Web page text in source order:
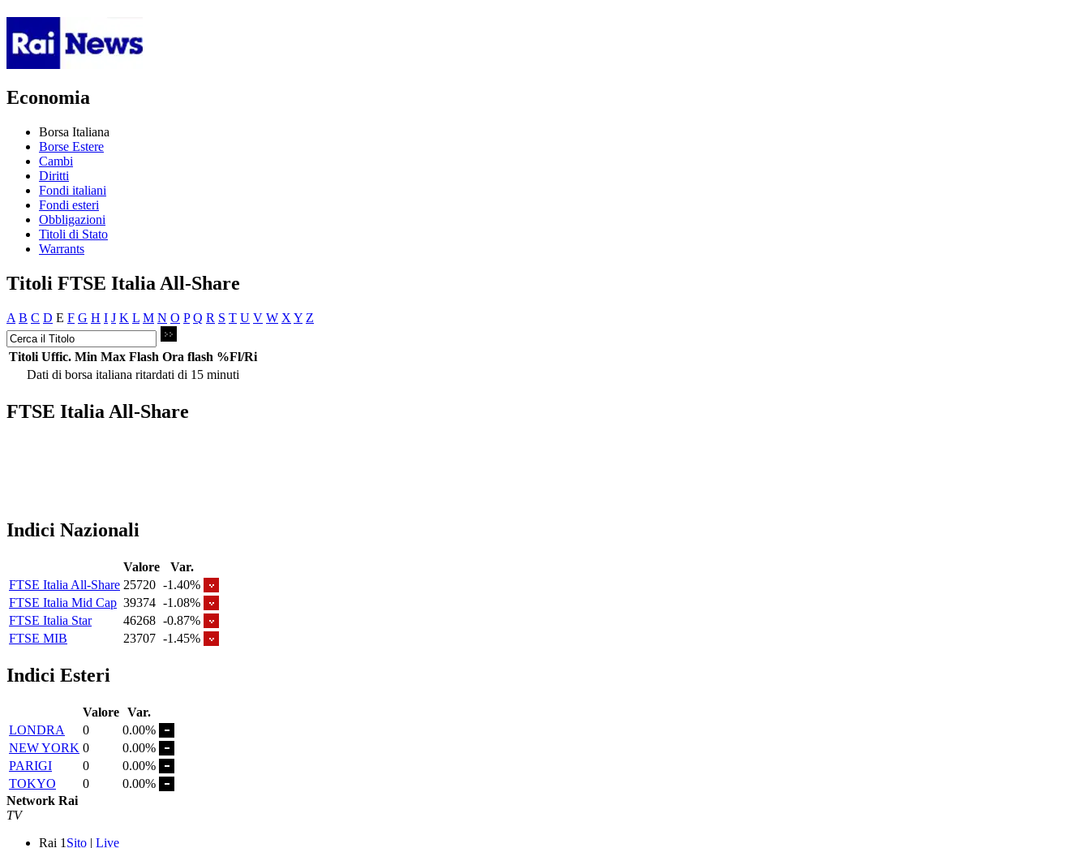
Economia
Borsa Italiana
Borse Estere
Cambi
Diritti
Fondi italiani
Fondi esteri
Obbligazioni
Titoli di Stato
Warrants
Titoli FTSE Italia All-Share
A B C D E F G H I J K L M N O P Q R S T U V W X Y Z
Titoli Uffic. Min Max Flash Ora flash %Fl/Ri
Dati di borsa italiana ritardati di 15 minuti
FTSE Italia All-Share
Indici Nazionali
Valore
Var.
FTSE Italia All-Share 25720 -1.40%
FTSE Italia Mid Cap 39374 -1.08%
FTSE Italia Star
46268 -0.87%
FTSE MIB
23707 -1.45%
Indici Esteri
Valore Var.
LONDRA
0
0.00%
NEW YORK 0
0.00%
PARIGI
0
0.00%
TOKYO
0
0.00%
Network Rai
TV
Rai 1 Sito | Live